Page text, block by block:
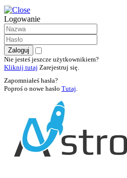
Logowanie
Nie jesteś jeszcze użytkownikiem?
Kliknij tutaj Zarejestruj się.
Zapomniałeś hasła?
Poproś o nowe hasło Tutaj.